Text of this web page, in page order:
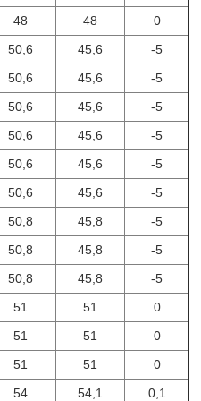
48 48 0
50,6 45,6
-5
50,6 45,6
-5
50,6 45,6
-5
50,6 45,6
-5
50,6 45,6
-5
50,6 45,6 -5
50,8 45,8
-5
50,8 45,8
-5
50,8 45,8 -5
51 51
0
51 51
0
51 51 0
54 54,1
0,1